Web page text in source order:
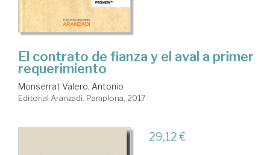
El contrato de fianza y el aval a primer
requerimiento
Monserrat Valero, Antonio
Editorial Aranzadi. Pamplona, 2017
29,12 €